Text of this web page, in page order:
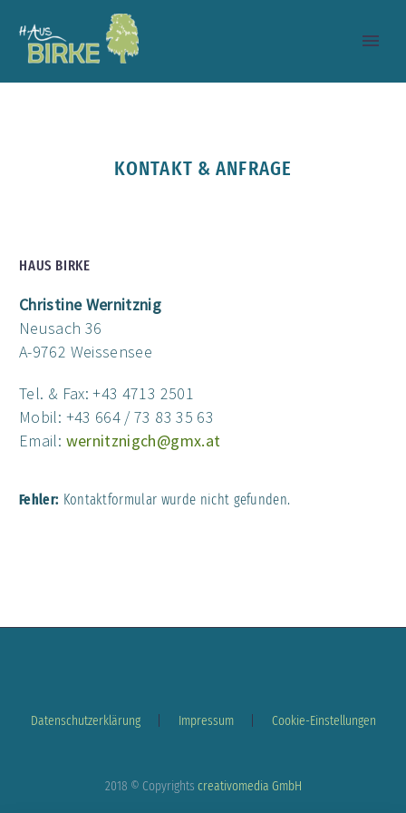
KONTAKT & ANFRAGE
HAUS BIRKE
Christine Wernitznig
Neusach 36
A-9762 Weissensee
Tel. & Fax: +43 4713 2501
Mobil: +43 664 / 73 83 35 63
Email: wernitznigch@gmx.at
Fehler: Kontaktformular wurde nicht gefunden.
Datenschutzerklärung Impressum Cookie-Einstellungen
2018 © Copyrights creativomedia GmbH